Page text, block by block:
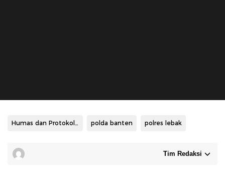
Humas dan Protokoler Pemkab Lebak polda banten polres lebak
Tim Redaksi